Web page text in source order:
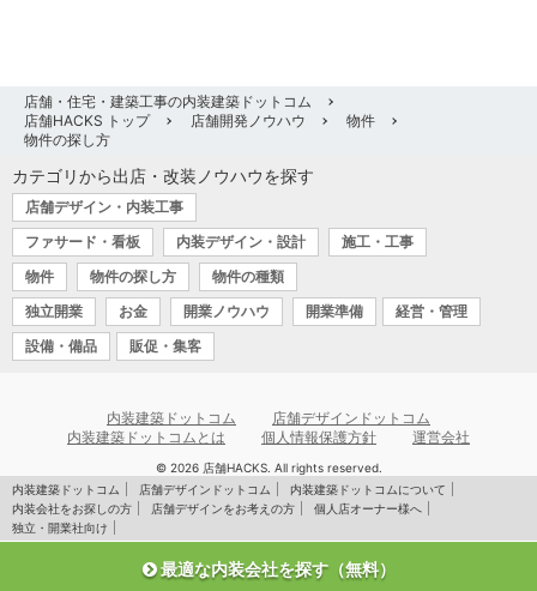
最適な内装会社を探す（無料）
店舗・住宅・建築工事の内装建築ドットコム
店舗HACKS トップ
店舗開発ノウハウ
物件
物件の探し方
カテゴリから出店・改装ノウハウを探す
店舗デザイン・内装工事
ファサード・看板
内装デザイン・設計
施工・工事
物件
物件の探し方
物件の種類
独立開業
お金 開業ノウハウ 開業準備
経営・管理
設備・備品
販促・集客
内装建築ドットコム
店舗デザインドットコム
内装建築ドットコムとは
個人情報保護方針 運営会社
© 2026 店舗HACKS. All rights reserved.
内装建築ドットコム
店舗デザインドットコム
内装建築ドットコムについて
内装会社をお探しの方
店舗デザインをお考えの方
個人店オーナー様へ
独立・開業社向け